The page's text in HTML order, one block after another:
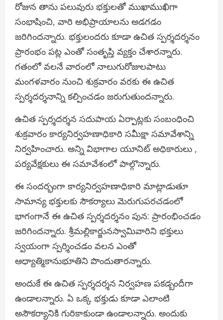
రోజున తాను పలువురు భక్తులతో ముఖాముఖిగా
సంభాషించి, వారి అభిప్రాయాలను అడగడం
జరిగిందన్నారు. భక్తులందరు కూడా ఉచిత స్పర్శదర్శనం
ప్రారంభం పట్ల ఎంతో సంతృప్తి వ్యక్తం చేశారన్నారు.
గతంలో వలనే వారంలో నాలుగురోజులపాటు
మంగళవారం నుంచి శుక్రవారం వరకు ఈ ఉచిత
స్పర్శదర్శనాన్ని కల్పించడం జరుగుతుందన్నారు.
ఉచిత స్పర్శదర్శన సదుపాయ ఏర్పాట్లకు సంబంధించి
శుక్రవారం కార్యనిర్వహణాధికారి సమీక్షా సమావేశాన్ని
నిర్వహించారు. అన్ని విభాగాల యూనిట్ అధికారులు ,
పర్యవేక్షకులు ఈ సమావేశంలో పాల్గొన్నారు.
ఈ సందర్భంగా కార్యనిర్వహణాధికారి మాట్లాడుతూ
సామాన్య భక్తులకు సౌకర్యాలు మెరుగుపరచడంలో
భాగంగానే ఈ ఉచిత స్పర్శదర్శనం పున: ప్రారంభించడం
జరిగిందన్నారు. శ్రీమల్లికార్జునస్వామివారిని భక్తులు
స్వయంగా స్పర్శించడం వలన ఎంతో
ఆధ్యాత్మికానుభూతిని పొందుతారన్నారు.
అందుకే ఈ ఉచిత స్పర్శదర్శన నిర్వహణ పకడ్బందీగా
ఉండాలన్నారు. ఏ ఒక్క భక్తుడు కూడా ఎలాంటి
అసౌకర్యానికి గురికాకుండా ఉండాలన్నారు. అందుకు